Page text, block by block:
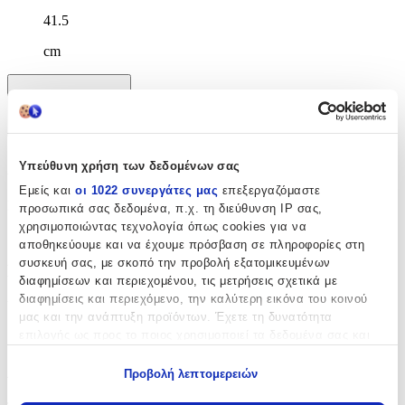
Υπεύθυνη χρήση των δεδομένων σας
Εμείς και οι 1022 συνεργάτες μας επεξεργαζόμαστε
προσωπικά σας δεδομένα, π.χ. τη διεύθυνση IP σας,
χρησιμοποιώντας τεχνολογία όπως cookies για να
αποθηκεύουμε και να έχουμε πρόσβαση σε πληροφορίες στη
συσκευή σας, με σκοπό την προβολή εξατομικευμένων
διαφημίσεων και περιεχομένου, τις μετρήσεις σχετικά με
διαφημίσεις και περιεχόμενο, την καλύτερη εικόνα του κοινού
μας και την ανάπτυξη προϊόντων. Έχετε τη δυνατότητα
Προβολή λεπτομερειών
41.5
cm
Χαρακτηριστικά
Κατασκευαστής:
Cuoro
Βασικά Χαρακτηριστικά
Υλικό: